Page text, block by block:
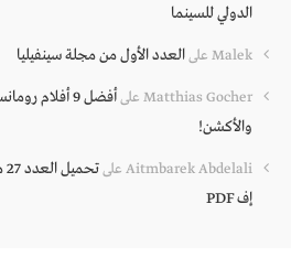
الدولي للسينما
Malek علىالعدد الأول من مجلة سينفيليا
Matthias Gocher على
أفضل 9 أفلام
والأكشن!
Aitmbarek Abdelali على
إف PDF